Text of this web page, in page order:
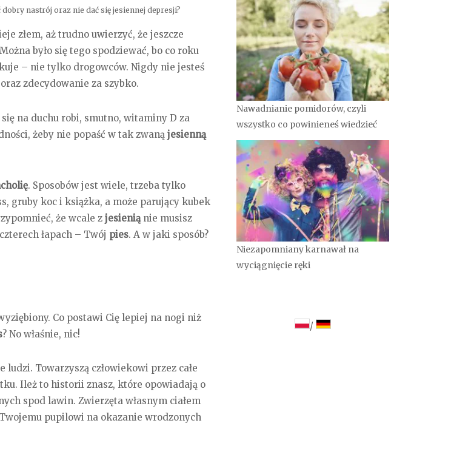
nastrój oraz nie dać się jesiennej depresji?
złem, aż trudno uwierzyć, że jeszcze
było się tego spodziewać, bo co roku
– nie tylko drogowców. Nigdy nie jesteś
zdecydowanie za szybko.
na duchu robi, smutno, witaminy D za
żeby nie popaść w tak zwaną jesienną
. Sposobów jest wiele, trzeba tylko
gruby koc i książka, a może parujący kubek
że wcale z jesieniąnie musisz
łapach – Twój pies. A w jaki sposób?
Co postawi Cię lepiej na nogi niż
? No właśnie, nic!
Towarzyszą człowiekowi przez całe
Ileż to historii znasz, które opowiadają o
spod lawin. Zwierzęta własnym ciałem
pupilowi na okazanie wrodzonych
Nawadnianie pomidorów, czyli
wszystko co powinieneś wiedzieć
Niezapomniany karnawał na
wyciągnięcie ręki
/